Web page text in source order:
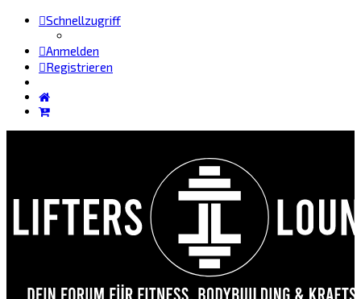
Schnellzugriff
Anmelden
Registrieren